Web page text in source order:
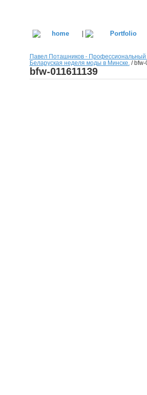
|
Павел Поташников -
Беларуская неделя моды в Минске. /bfw-
bfw-011611139